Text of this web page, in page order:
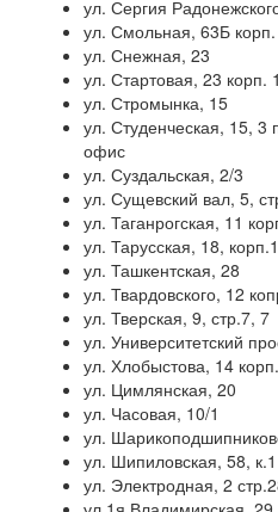
ул. Сергия
ул. Смольная, 63Б
ул. Снежная, 23
ул. Стартовая, 23 корп. 1
ул. Стромынка, 15
ул. Студенческая, 15, 3
офис
ул. Суздальская, 2/3
ул. Сущевский вал, 5,
ул. Таганрогская, 11
ул. Тарусская, 18,
ул. Ташкентская, 28
ул. Твардовского, 12
ул. Тверская, 9, стр.7, 7
ул. Университетский
ул. Хлобыстова, 14
ул. Цимлянская, 20
ул. Часовая, 10/1
ул.
ул. Шипиловская, 58, к.1
ул. Электродная, 2